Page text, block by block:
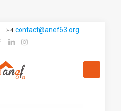
contact@a­nef63.org